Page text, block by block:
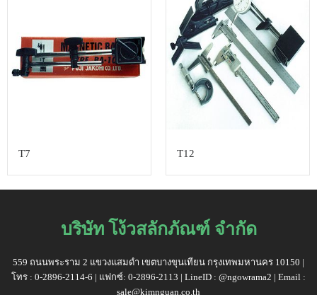
T7 T12
บริษัท โง้วสลักภัณฑ์ จำกัด
559 ถนนพระราม 2 แขวงแสมดำ เขตบางขุนเทียน กรุงเทพมหานคร 10150 |
โทร : 0-2896-2114-6 | แฟกซ์: 0-2896-2113 | LineID : @ngowrama2 | Email :
sale@kimnguan.co.th